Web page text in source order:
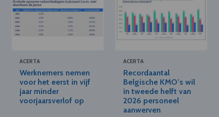
ACERTA
Werknemers nemen
voor het eerst in vijf
jaar minder
voorjaarsverlof op
ACERTA
Recordaantal
Belgische KMO’s wil
in tweede helft van
2026 personeel
aanwerven